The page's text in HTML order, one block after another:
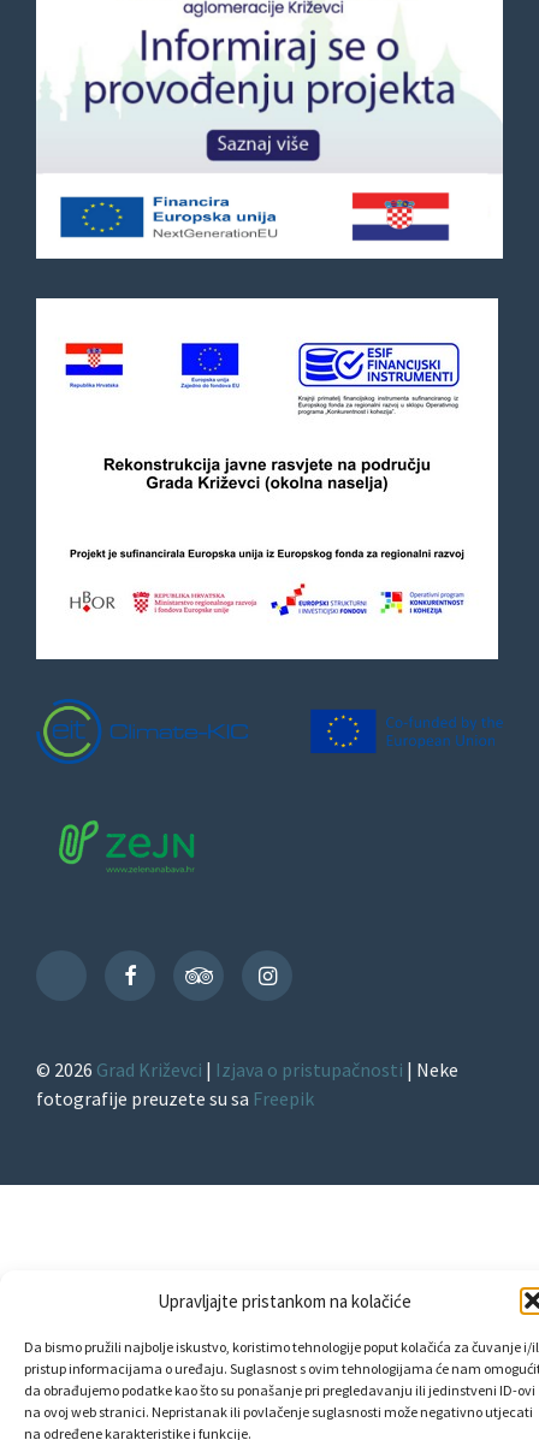
Upravljajte pristankom na kolačiće
Da bismo pružili najbolje iskustvo, koristimo tehnologije poput kolačića za čuvanje i/
pristup informacijama o uređaju. Suglasnost s ovim tehnologijama će nam
da obrađujemo podatke kao što su ponašanje pri pregledavanju ili jedinstveni ID-ovi
na ovoj web stranici. Nepristanak ili povlačenje suglasnosti može negativno utjecati
na određene karakteristike i funkcije.
TikTok
FacebookTripAdvisorInstagram
© 2026 Grad Križevci | Izjava o pristupačnosti | Neke
fotografije preuzete su sa Freepik